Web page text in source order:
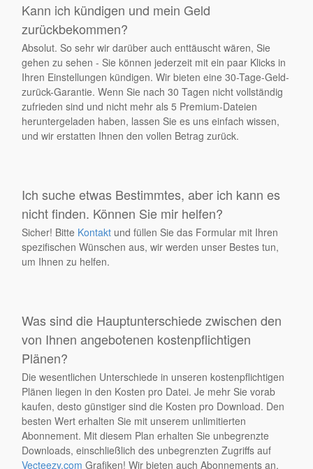
Kann ich kündigen und mein Geld
zurückbekommen?
Absolut. So sehr wir darüber auch enttäuscht wären, Sie
gehen zu sehen - Sie können jederzeit mit ein paar Klicks in
Ihren Einstellungen kündigen. Wir bieten eine 30-Tage-Geld-
zurück-Garantie. Wenn Sie nach 30 Tagen nicht vollständig
zufrieden sind und nicht mehr als 5 Premium-Dateien
heruntergeladen haben, lassen Sie es uns einfach wissen,
und wir erstatten Ihnen den vollen Betrag zurück.
Ich suche etwas Bestimmtes, aber ich kann es
nicht finden. Können Sie mir helfen?
Sicher! Bitte Kontakt und füllen Sie das Formular mit Ihren
spezifischen Wünschen aus, wir werden unser Bestes tun,
um Ihnen zu helfen.
Was sind die Hauptunterschiede zwischen den
von Ihnen angebotenen kostenpflichtigen
Plänen?
Die wesentlichen Unterschiede in unseren kostenpflichtigen
Plänen liegen in den Kosten pro Datei. Je mehr Sie vorab
kaufen, desto günstiger sind die Kosten pro Download. Den
besten Wert erhalten Sie mit unserem unlimitierten
Abonnement. Mit diesem Plan erhalten Sie unbegrenzte
Downloads, einschließlich des unbegrenzten Zugriffs auf
Vecteezy.com Grafiken! Wir bieten auch Abonnements an,